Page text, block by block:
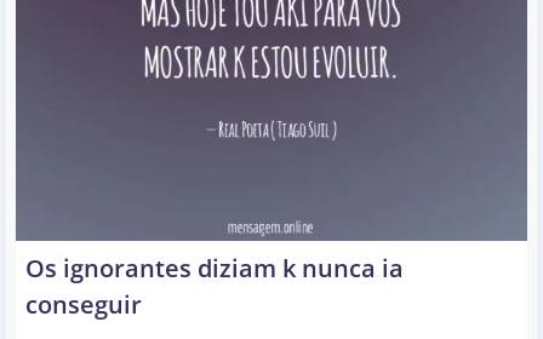
Os ignorantes diziam k nunca ia
conseguir